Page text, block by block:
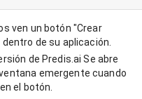
ven un botón "Crear
de su aplicación.
de Predis.ai Se abre
emergente cuando
el botón.